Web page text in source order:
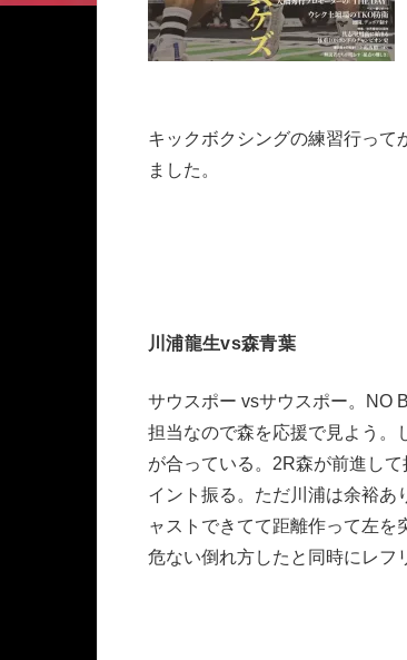
キックボクシングの練習行って
ました。
川浦龍生vs森青葉
サウスポー vsサウスポー。NO
担当なので森を応援で見よう。
が合っている。2R森が前進し
イント振る。ただ川浦は余裕あ
ャストできてて距離作って左
危ない倒れ方したと同時にレフ